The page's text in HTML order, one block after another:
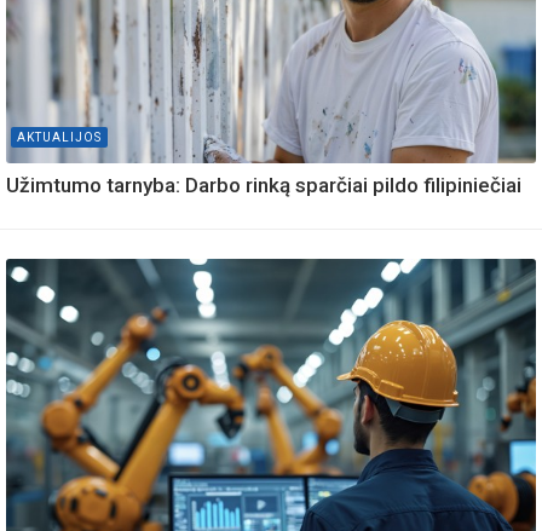
AKTUALIJOS
Užimtumo tarnyba: Darbo rinką sparčiai pildo filipiniečiai